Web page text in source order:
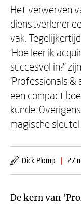
Het verwerven
dienstverlener
vak.
'Hoe leer ik
succesvol in?'
'Professionals &
een compact
kunde.
magische
Dick Plomp | 27
De kern van